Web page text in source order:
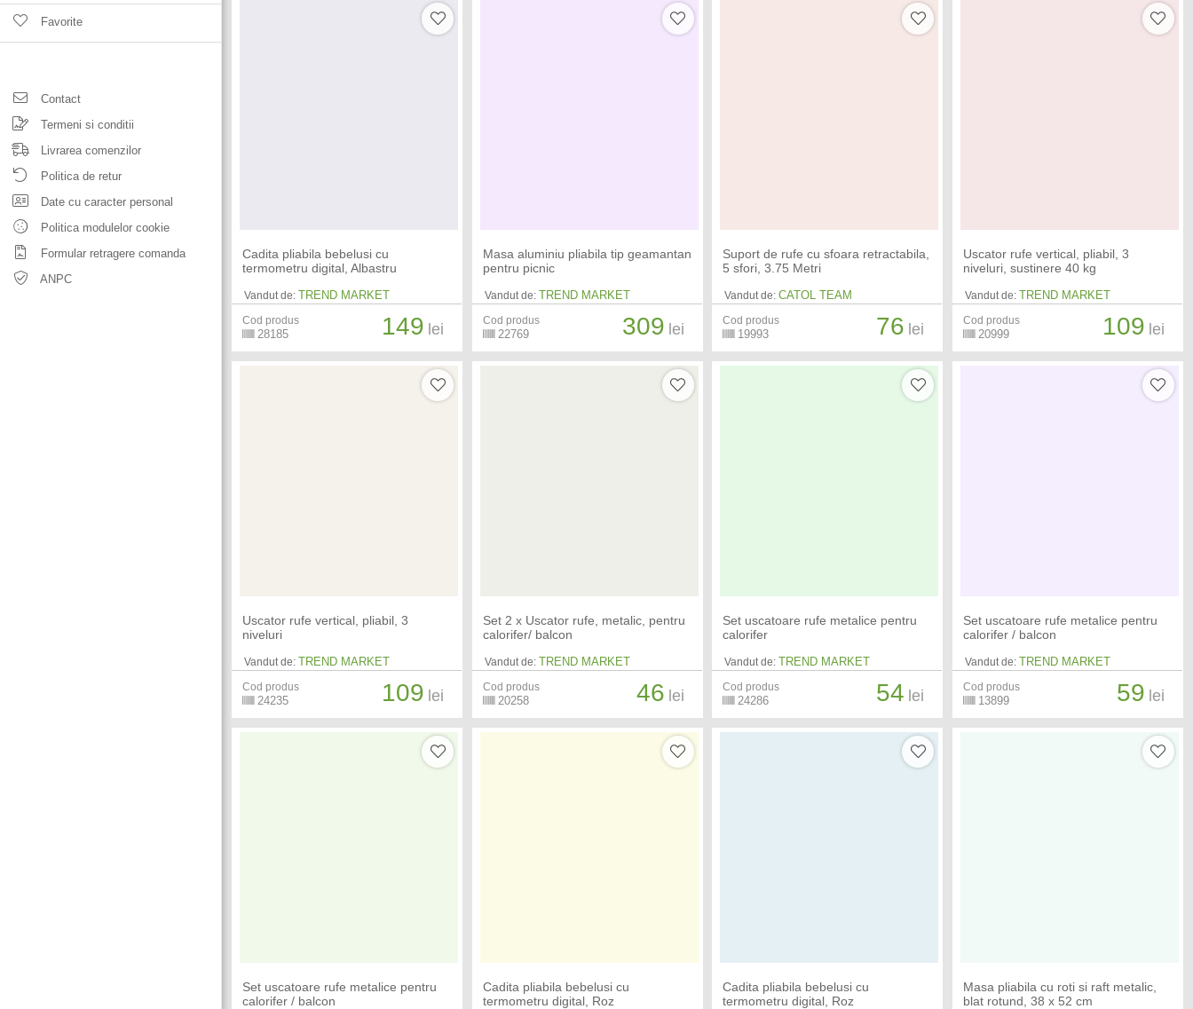
Favorite
Contact
Termeni si conditii
Livrarea comenzilor
Politica de retur
Date cu caracter personal
Politica modulelor cookie
Formular retragere comanda
ANPC
Cadita pliabila bebelusi cu
termometru digital, Albastru
Vandut de: TREND MARKET
Cod produs
28185 149 lei
Masa aluminiu pliabila tip geamantan
pentru picnic
Vandut de: TREND MARKET
Cod produs
22769 309 lei
Suport de rufe cu sfoara retractabila,
5 sfori, 3.75 Metri
Vandut de: CATOL TEAM
Cod produs
19993 76 lei
Uscator rufe vertical, pliabil, 3
niveluri, sustinere 40 kg
Vandut de: TREND MARKET
Cod produs
20999 109 lei
Uscator rufe vertical, pliabil, 3
niveluri
Vandut de: TREND MARKET
Cod produs
24235 109 lei
Set 2 x Uscator rufe, metalic, pentru
calorifer/ balcon
Vandut de: TREND MARKET
Cod produs
20258 46 lei
Set uscatoare rufe metalice pentru
calorifer
Vandut de: TREND MARKET
Cod produs
24286 54 lei
Set uscatoare rufe metalice pentru
calorifer / balcon
Vandut de: TREND MARKET
Cod produs
13899 59 lei
Set uscatoare rufe metalice pentru
calorifer / balcon
Cadita pliabila bebelusi cu
termometru digital, Roz
Cadita pliabila bebelusi cu
termometru digital, Roz
Masa pliabila cu roti si raft metalic,
blat rotund, 38 x 52 cm